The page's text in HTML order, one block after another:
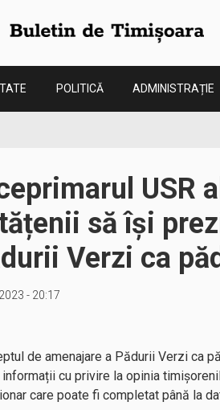
POLITICĂ ADMINISTRAȚIE
USR
să își
Verzi ca
- 20:17
de amenajare a Pădurii Verzi ca
cu privire la opinia
care poate fi completat până la